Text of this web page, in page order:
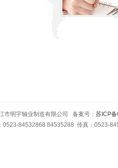
明宇轴业制造有限公司 备案号： 苏ICP
84532868 84535288 传真：0523-